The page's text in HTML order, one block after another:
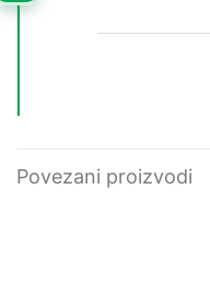
Povezani proizvodi